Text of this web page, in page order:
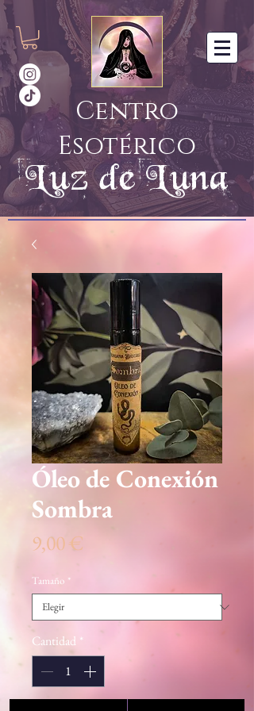
Centro
Esotérico
Luz de Luna
Óleo de Conexión
Sombra
9,00 €
Tamaño *
Cantidad *